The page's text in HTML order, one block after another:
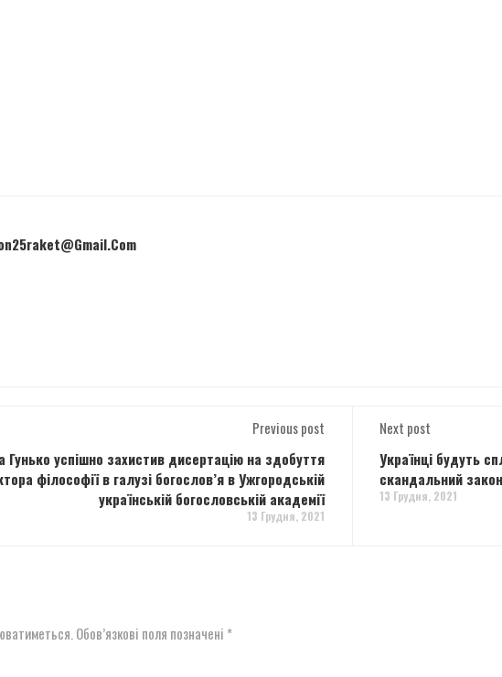
Previous post
Гунько успішно захистив дисертацію на здобуття
філософії в галузі богослов’я в Ужгородській
українській богословській академії
13 Грудня, 2021
Next post
Українці будуть
скандальний закон
13 Грудня, 2021
Обов’язкові поля позначені *